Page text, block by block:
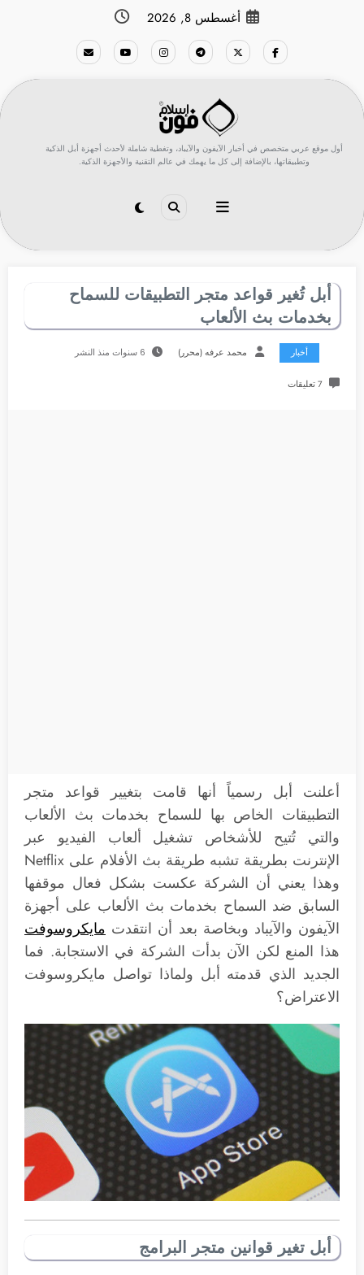
أغسطس 8, 2026
أول موقع عربي متخصص في أخبار الآيفون والآيباد، وتغطية شاملة لأحدث أجهزة أبل الذكية
وتطبيقاتها، بالإضافة إلى كل ما يهمك في عالم التقنية والأجهزة الذكية.
أبل تُغير قواعد متجر التطبيقات للسماح
بخدمات بث الألعاب
أخبار محمد عرفه (محرر) 6 سنوات منذ النشر
7 تعليقات
أعلنت أبل رسمياً أنها قامت بتغيير قواعد متجر
التطبيقات الخاص بها للسماح بخدمات بث الألعاب
والتي تُتيح للأشخاص تشغيل ألعاب الفيديو عبر
الإنترنت بطريقة تشبه طريقة بث الأفلام على Netflix
وهذا يعني أن الشركة عكست بشكل فعال موقفها
السابق ضد السماح بخدمات بث الألعاب على أجهزة
الآيفون والآيباد وبخاصة بعد أن انتقدت مايكروسوفت
هذا المنع لكن الآن بدأت الشركة في الاستجابة. فما
الجديد الذي قدمته أبل ولماذا تواصل مايكروسوفت
الاعتراض؟
أبل تغير قوانين متجر البرامج